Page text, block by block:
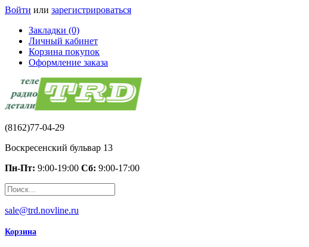
Войти или зарегистрироваться
Закладки (0)
Личный кабинет
Корзина покупок
Оформление заказа
(8162)77-04-29
Воскресенский бульвар 13
Пн-Пт: 9:00-19:00 Сб: 9:00-17:00
sale@trd.novline.ru
Корзина